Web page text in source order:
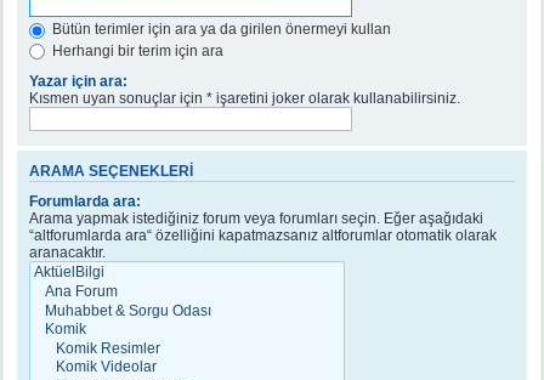
Bütün terimler için ara ya da girilen önermeyi kullan
Herhangi bir terim için ara
Yazar için ara:
Kısmen uyan sonuçlar için * işaretini joker olarak kullanabilirsiniz.
ARAMA SEÇENEKLERI
Forumlarda ara:
Arama yapmak istediğiniz forum veya forumları seçin. Eğer aşağıdaki
“altforumlarda ara“ özelliğini kapatmazsanız altforumlar otomatik olarak
aranacaktır.